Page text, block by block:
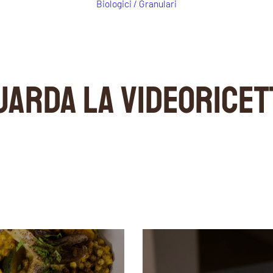
Biologici / Granulari
LA